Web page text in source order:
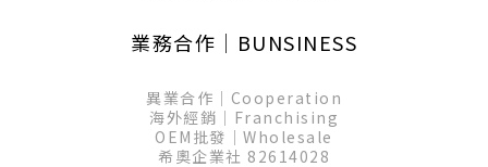
業務合作│BUNSINESS
異業合作│Cooperation
海外經銷│Franchising
OEM批發│Wholesale
希奧企業社 82614028